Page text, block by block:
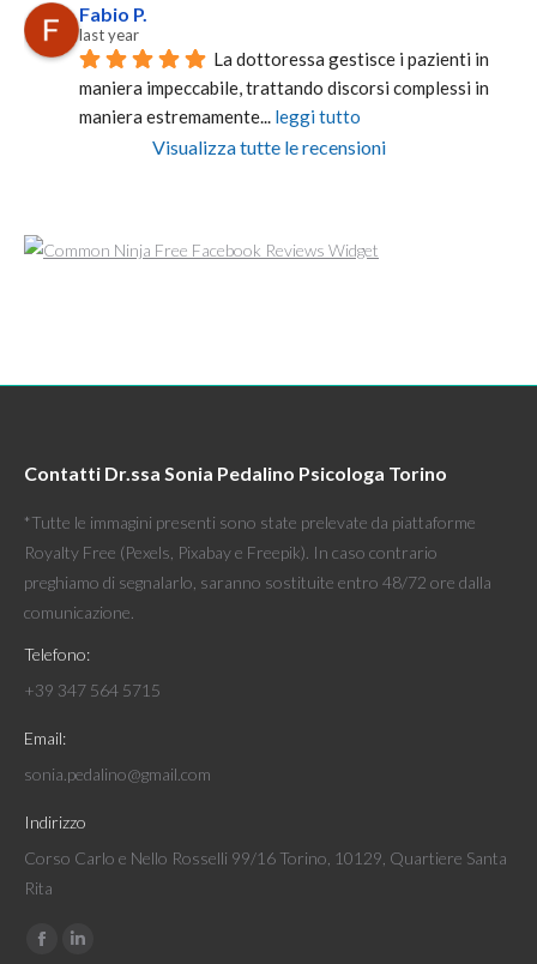
Fabio P.
last year
La dottoressa gestisce i pazienti in
maniera impeccabile, trattando discorsi complessi in
maniera estremamente... leggi tutto
Visualizza tutte le recensioni
Free Facebook Reviews Widget
Contatti Dr.ssa Sonia Pedalino Psicologa Torino
*Tutte le immagini presenti sono state prelevate da piattaforme
Royalty Free (Pexels, Pixabay e Freepik). In caso contrario
preghiamo di segnalarlo, saranno sostituite entro 48/72 ore dalla
comunicazione.
Telefono:
+39 347 564 5715
Email:
sonia.pedalino@gmail.com
Indirizzo
Corso Carlo e Nello Rosselli 99/16 Torino, 10129, Quartiere Santa
Rita
Find us on:
FacebookLinkedin